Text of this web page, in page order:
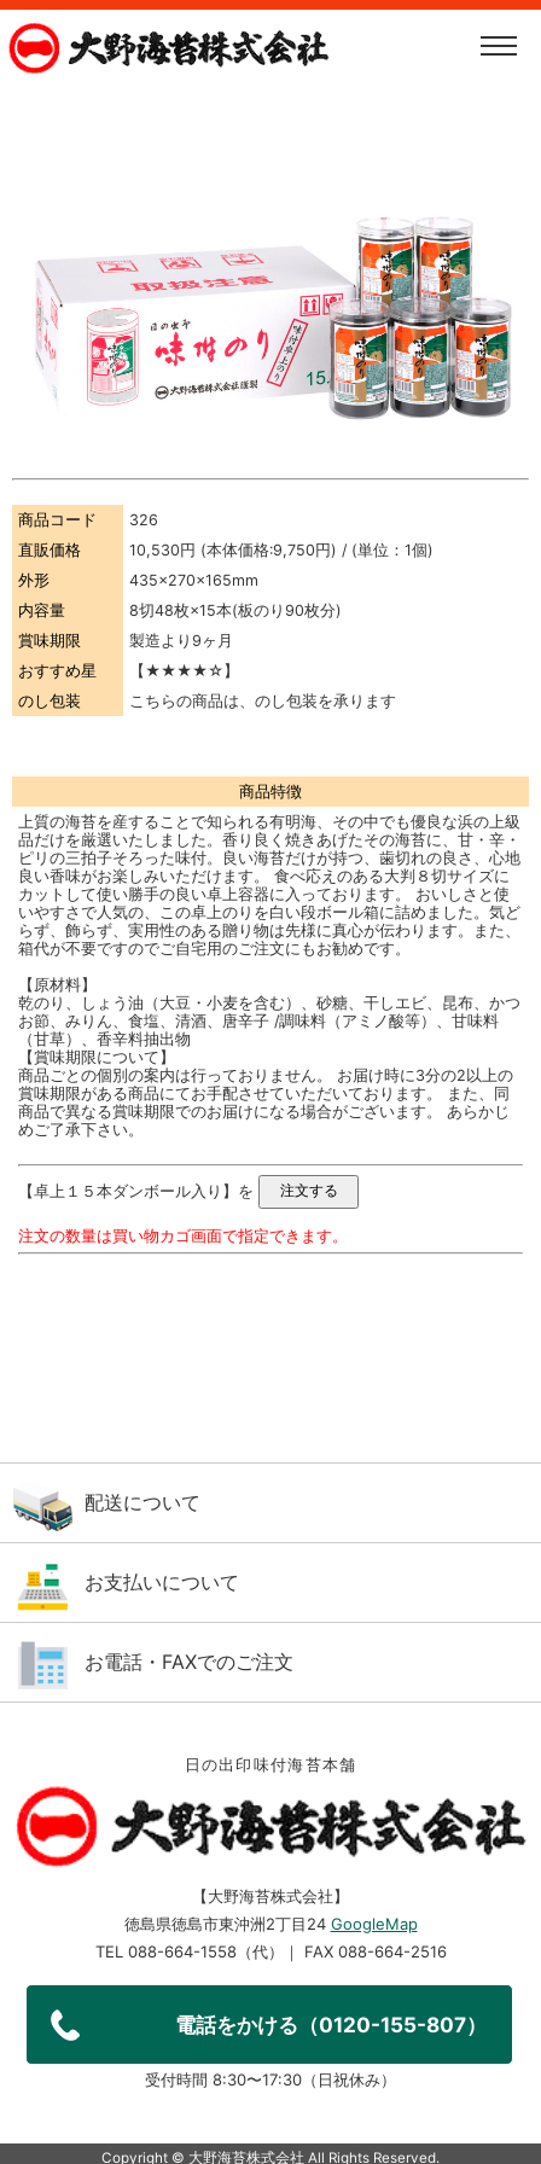
商品コード
326
直販価格
10,530円 (本体価格:9,750円) / (単位：1個)
外形
435×270×165mm
内容量
8切48枚×15本(板のり90枚分)
賞味期限
製造より9ヶ月
おすすめ星
【★★★★☆】
のし包装
こちらの商品は、のし包装を承ります
商品特徴
上質の海苔を産することで知られる有明海、その中でも優良な浜の上級
品だけを厳選いたしました。香り良く焼きあげたその海苔に、甘・辛・
ピリの三拍子そろった味付。良い海苔だけが持つ、歯切れの良さ、心地
良い香味がお楽しみいただけます。 食べ応えのある大判８切サイズに
カットして使い勝手の良い卓上容器に入っております。 おいしさと使
いやすさで人気の、この卓上のりを白い段ボール箱に詰めました。気ど
らず、飾らず、実用性のある贈り物は先様に真心が伝わります。また、
箱代が不要ですのでご自宅用のご注文にもお勧めです。
【原材料】
乾のり、しょう油（大豆・小麦を含む）、砂糖、干しエビ、昆布、かつ
お節、みりん、食塩、清酒、唐辛子 /調味料（アミノ酸等）、甘味料
（甘草）、香辛料抽出物
【賞味期限について】
商品ごとの個別の案内は行っておりません。 お届け時に3分の2以上の
賞味期限がある商品にてお手配させていただいております。 また、同
商品で異なる賞味期限でのお届けになる場合がございます。 あらかじ
めご了承下さい。
【卓上１５本ダンボール入り】を
注文の数量は買い物カゴ画面で指定できます。
配送について
お支払いについて
お電話・FAXでのご注文
日の出印味付海苔本舗
【大野海苔株式会社】
徳島県徳島市東沖洲2丁目24 GoogleMap
TEL 088-664-1558（代）｜ FAX 088-664-2516
電話をかける（0120-155-807）
受付時間 8:30〜17:30（日祝休み）
Copyright ©︎ 大野海苔株式会社 All Rights Reserved.